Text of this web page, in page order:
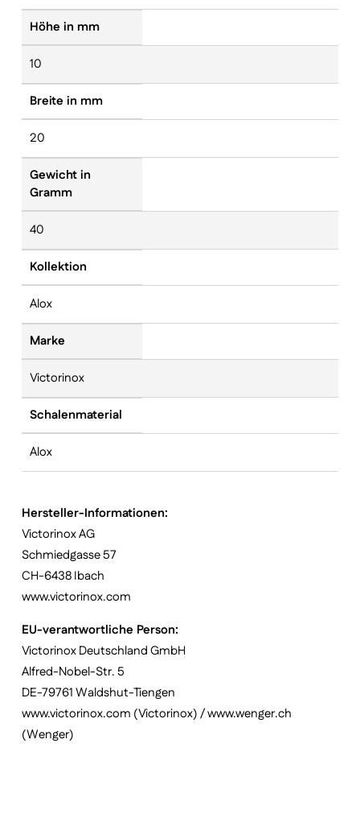
Höhe in mm
10
Breite in mm
20
Gewicht in
Gramm
40
Kollektion
Alox
Marke
Victorinox
Schalenmaterial
Alox
Hersteller-Informationen:
Victorinox AG
Schmiedgasse 57
CH-6438 Ibach
www.victorinox.com
EU-verantwortliche Person:
Victorinox Deutschland GmbH
Alfred-Nobel-Str. 5
DE-79761 Waldshut-Tiengen
www.victorinox.com (Victorinox) / www.wenger.ch
(Wenger)